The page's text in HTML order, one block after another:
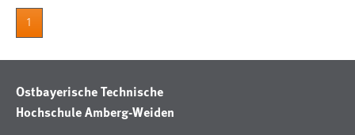
1
Ostbayerische Technische
Hochschule Amberg-Weiden
Wird benötigt um die Chatfunktion nutzen zu können.
Cookie Laufzeit: